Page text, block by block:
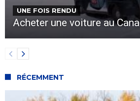
UNE FOIS RENDU
Acheter une voiture au
RÉCEMMENT